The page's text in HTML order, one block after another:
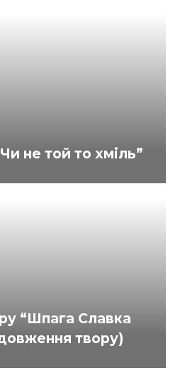
не той то хміль”
“Шпага Славка
твору)